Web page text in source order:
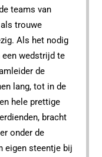
teams van
trouwe
Als het nodig
wedstrijd te
de
lang, tot in de
hele prettige
bracht
onder de
eigen steentje bij